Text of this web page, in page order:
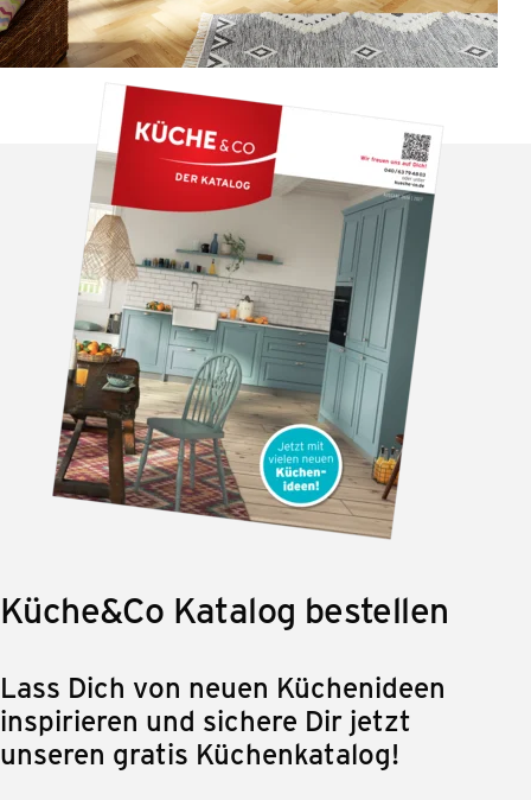
Küche&Co Katalog bestellen
Lass Dich von neuen Küchenideen
inspirieren und sichere Dir jetzt
unseren gratis Küchenkatalog!